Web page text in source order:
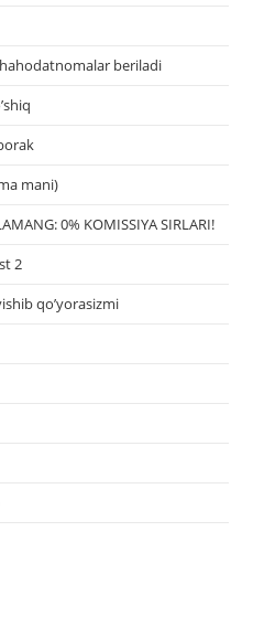
beriladi
mani)
0% KOMISSIYA SIRLARI!
2
qo’yorasizmi